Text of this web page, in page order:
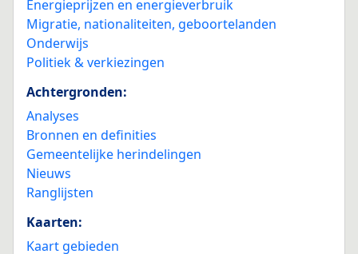
Energieprijzen en energieverbruik
Migratie, nationaliteiten, geboortelanden
Onderwijs
Politiek & verkiezingen
Achtergronden:
Analyses
Bronnen en definities
Gemeentelijke herindelingen
Nieuws
Ranglijsten
Kaarten:
Kaart gebieden